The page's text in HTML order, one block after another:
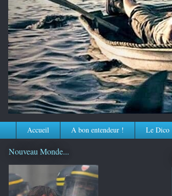
Accueil A bon entendeur ! Le Dico
Nouveau Monde...